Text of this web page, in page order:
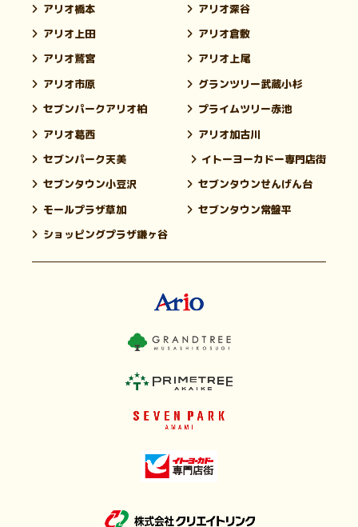
アリオ橋本
アリオ深谷
アリオ上田
アリオ倉敷
アリオ鷲宮
アリオ上尾
アリオ市原
グランツリー武蔵小杉
セブンパークアリオ柏
プライムツリー赤池
アリオ葛西
アリオ加古川
セブンパーク天美
イトーヨーカドー専門店街
セブンタウン小豆沢
セブンタウンせんげん台
モールプラザ草加
セブンタウン常盤平
ショッピングプラザ鎌ヶ谷